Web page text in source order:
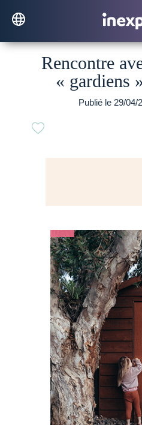
Rencontre
« gardiens
Publié le 29/04/